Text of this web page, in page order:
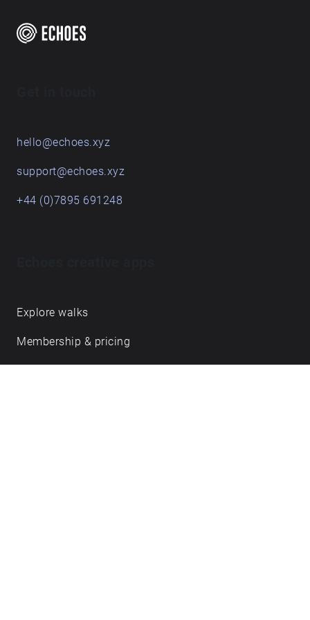
Aleksandra Rajska, Magdalena Przybylska
hello@echoes.xyz
support@echoes.xyz
+44 (0)7895 691248
Explore walks
Membership & pricing